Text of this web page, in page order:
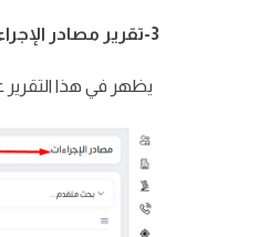
3-تقرير مصادر الإجراءات:
يظهر في هذا